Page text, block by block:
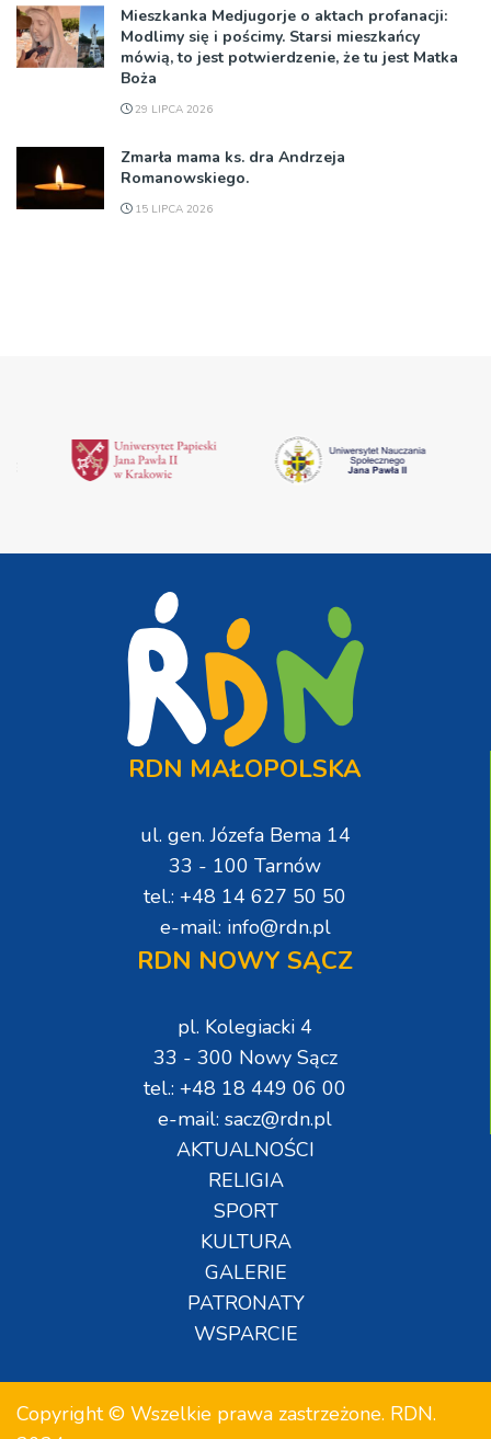
Mieszkanka Medjugorje o aktach profanacji:
Modlimy się i pościmy. Starsi mieszkańcy
mówią, to jest potwierdzenie, że tu jest Matka
Boża
29 LIPCA 2026
Zmarła mama ks. dra Andrzeja
Romanowskiego.
15 LIPCA 2026
RDN MAŁOPOLSKA
ul. gen. Józefa Bema 14
33 - 100 Tarnów
tel.: +48 14 627 50 50
e-mail: info@rdn.pl
RDN NOWY SĄCZ
pl. Kolegiacki 4
33 - 300 Nowy Sącz
tel.: +48 18 449 06 00
e-mail: sacz@rdn.pl
AKTUALNOŚCI
RELIGIA
SPORT
KULTURA
GALERIE
PATRONATY
WSPARCIE
Copyright © Wszelkie prawa zastrzeżone. RDN.